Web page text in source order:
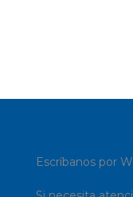
Escríbanos por